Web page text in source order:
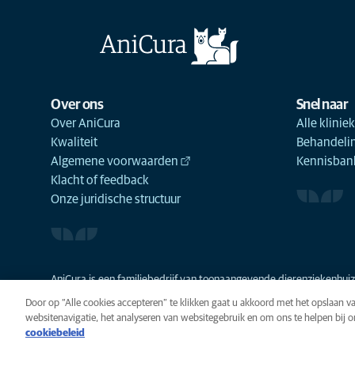
Over ons
Over AniCura
Kwaliteit
Algemene voorwaarden
Klacht of feedback
Onze juridische structuur
Snel naar
Alle
AniCura is een familiebedrijf van toonaangevende
Door op “Alle cookies accepteren” te klikken gaat u akkoord met het opslaan
websitenavigatie, het analyseren van websitegebruik en om ons te helpen bij
cookiebeleid